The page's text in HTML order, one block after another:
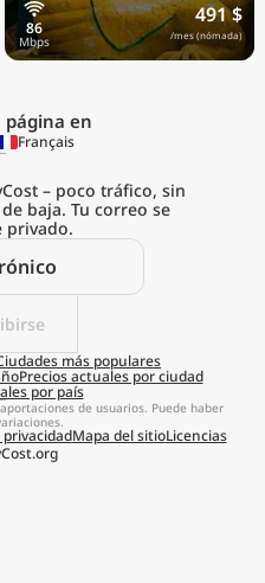
491 $
/mes (nómada)
el
real
estés
más tarde
página en
Français
– poco tráfico, sin
baja. Tu correo se
privado.
más populares
Precios actuales por ciudad
por país
Mapa del sitioLicencias
de usuarios. Puede haber